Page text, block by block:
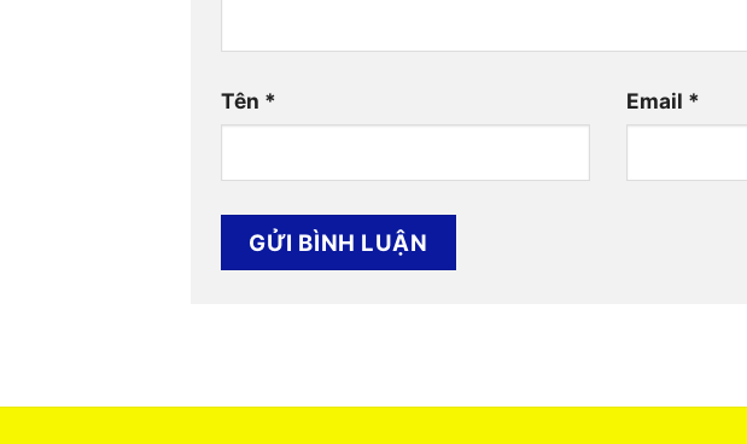
Tên * Email *